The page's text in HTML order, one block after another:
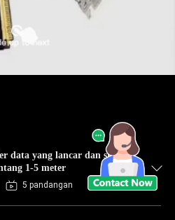
data yang lancar dan stabil
1-5 meter
5 pandangan